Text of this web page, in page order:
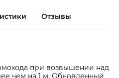
Отзывы
при возвышении над
чем на 1 м. Обновленный